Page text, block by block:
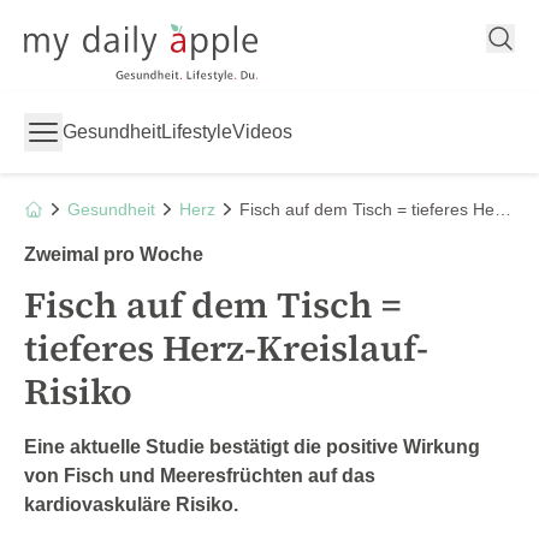
My Daily Apple
GesundheitLifestyleVideos
Gesundheit Herz
Zweimal pro Woche
Fisch auf dem Tisch =
tieferes Herz-Kreislauf-
Risiko
Eine aktuelle Studie bestätigt die positive Wirkung
von Fisch und Meeresfrüchten auf das
kardiovaskuläre Risiko.